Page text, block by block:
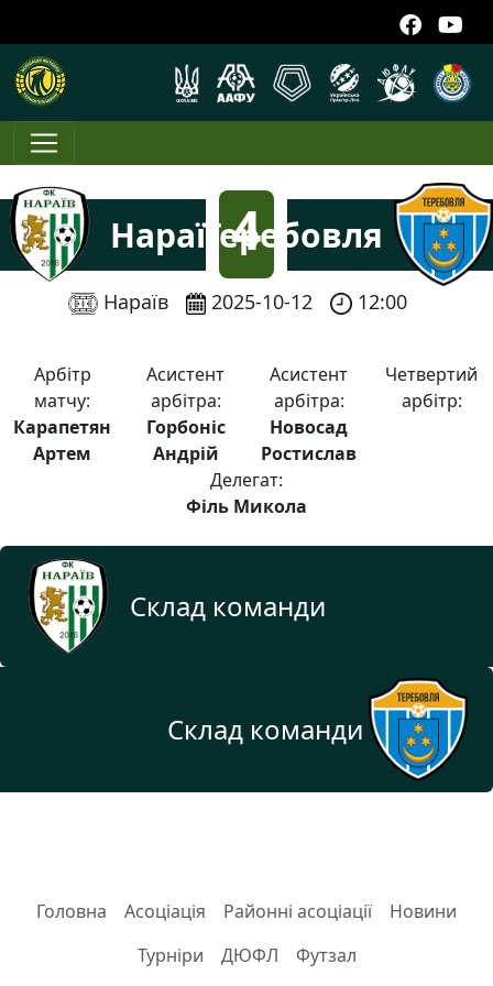
Нараїв4
:
Теребовля
Нараїв 2025-10-12 12:00
Арбітр
матчу:
Карапетян
Артем
Асистент
арбітра:
Горбоніс
Андрій
Асистент
арбітра:
Новосад
Ростислав
Четвертий
арбітр:
Делегат:
Філь Микола
Склад команди
Склад команди
Головна Асоціація Районні асоціації
Новини
Турніри
ДЮФЛ Футзал